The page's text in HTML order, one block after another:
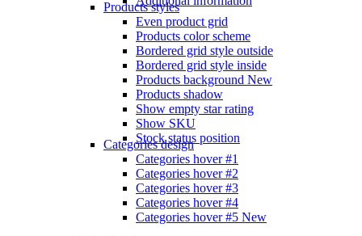
Products styles
Even product grid
Products color scheme
Bordered grid style outside
Bordered grid style inside
Products background New
Products shadow
Show empty star rating
Show SKU
Stock status position
Categories design
Categories hover #1
Categories hover #2
Categories hover #3
Categories hover #4
Categories hover #5 New